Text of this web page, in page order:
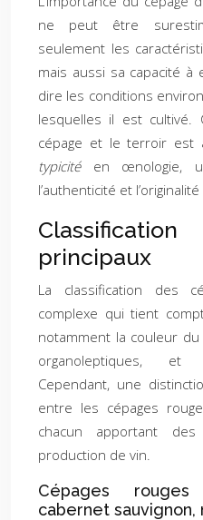
ne peut être
seulement les
mais aussi sa capacité à
dire les conditions
lesquelles il est cultivé.
cépage et le terroir
typicité en œnologie,
l’authenticité et l’originalité
principaux
La classification des
complexe qui tient
notamment la couleur
organoleptiques, et
Cependant, une
entre les cépages
chacun apportant
production de vin.
Cépages
cabernet